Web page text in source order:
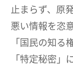
止まらず、原
悪い情報を恣
「国民の知る
「特定秘密